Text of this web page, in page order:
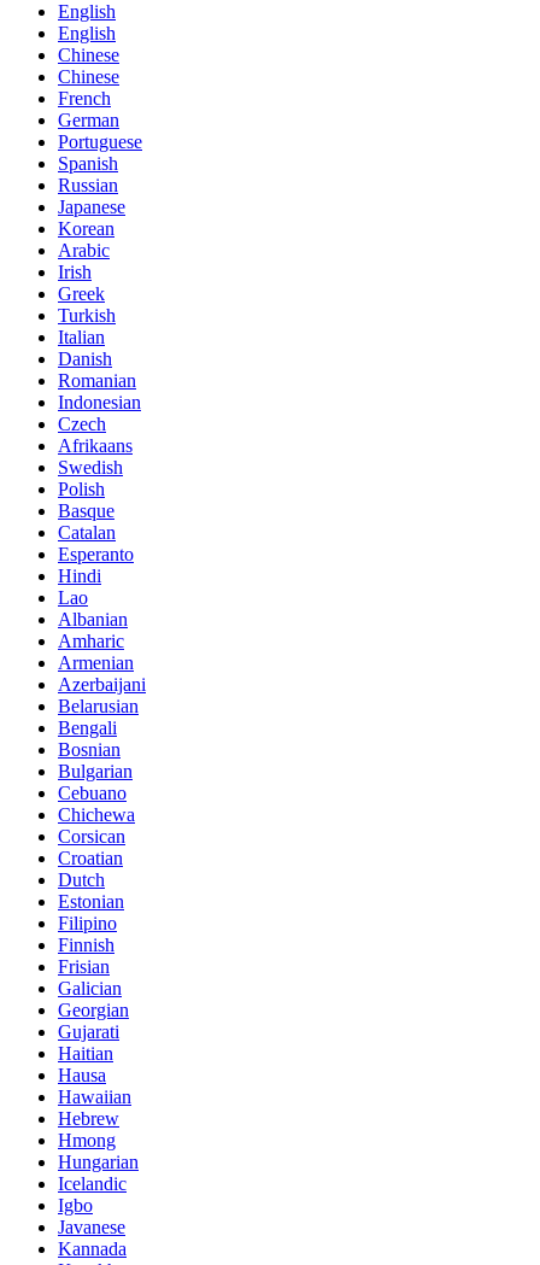
English
English
Chinese
Chinese
French
German
Portuguese
Spanish
Russian
Japanese
Korean
Arabic
Irish
Greek
Turkish
Italian
Danish
Romanian
Indonesian
Czech
Afrikaans
Swedish
Polish
Basque
Catalan
Esperanto
Hindi
Lao
Albanian
Amharic
Armenian
Azerbaijani
Belarusian
Bengali
Bosnian
Bulgarian
Cebuano
Chichewa
Corsican
Croatian
Dutch
Estonian
Filipino
Finnish
Frisian
Galician
Georgian
Gujarati
Haitian
Hausa
Hawaiian
Hebrew
Hmong
Hungarian
Icelandic
Igbo
Javanese
Kannada